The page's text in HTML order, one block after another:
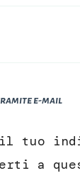
e-mail
tuo
a